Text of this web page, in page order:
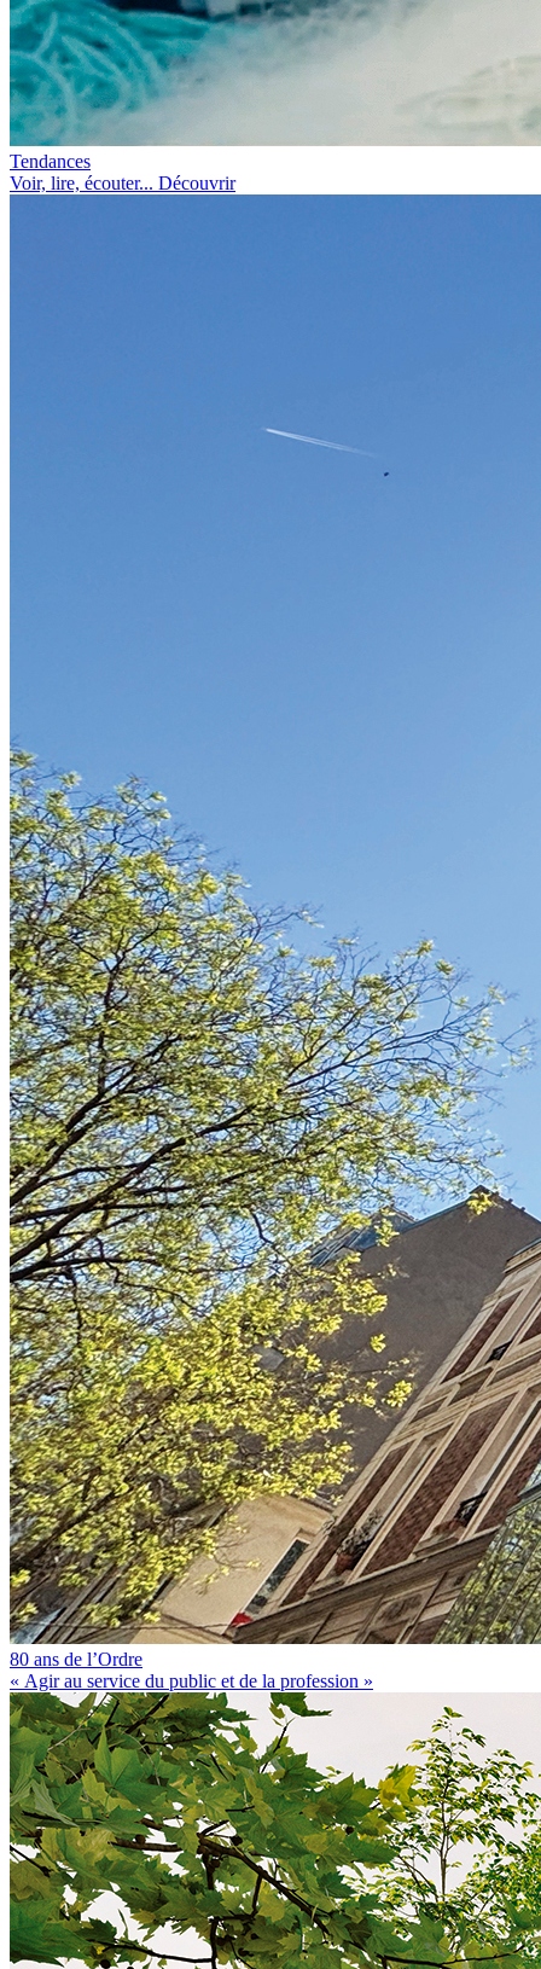
Tendances
Voir, lire, écouter... Découvrir
80 ans de l’Ordre
« Agir au service du public et de la profession »